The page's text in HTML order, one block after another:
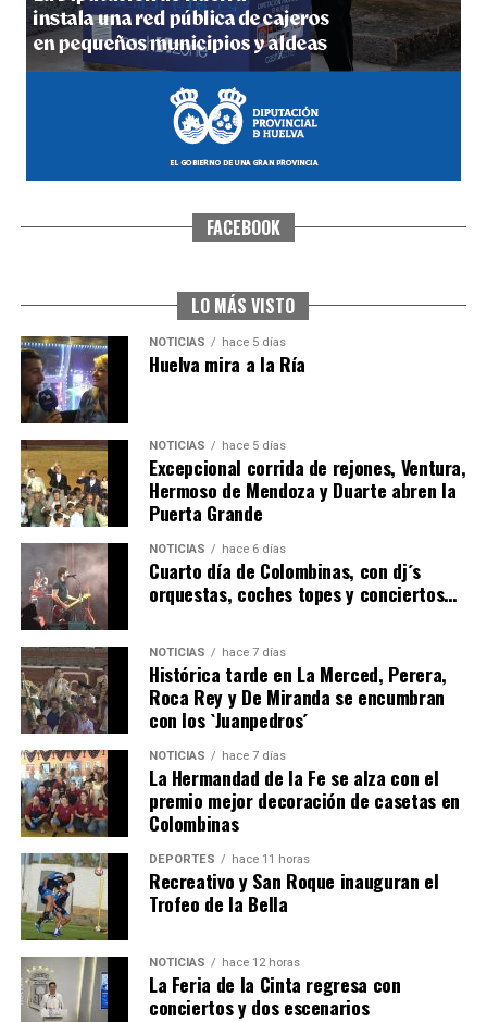
hace 5 días·Huelvatv
CUARTA CORRIDA DE LAS FIESTAS COLOMBINAS
4º DÍA DE LAS FIESTAS COLOMBINAS 2026
hace 6 días Huelvatv
SEXTA CORRIDA DE LAS FIESTAS COLOMBINAS
2026
hace 4 días· Huelvatv
FACEBOOK
LO MÁS VISTO
NOTICIAS hace 5 días
Huelva mira a la Ría
NOTICIAS hace 5 días
Excepcional corrida de rejones, Ventura,
Hermoso de Mendoza y Duarte abren la
Puerta Grande
NOTICIAS hace 6 días
Cuarto día de Colombinas, con dj´s
orquestas, coches topes y conciertos…
NOTICIAS hace 7 días
Histórica tarde en La Merced, Perera,
Roca Rey y De Miranda se encumbran
con los `Juanpedros´
NOTICIAS hace 7 días
La Hermandad de la Fe se alza con el
premio mejor decoración de casetas en
Colombinas
DEPORTES hace 11 horas
Recreativo y San Roque inauguran el
Trofeo de la Bella
NOTICIAS hace 12 horas
La Feria de la Cinta regresa con
conciertos y dos escenarios